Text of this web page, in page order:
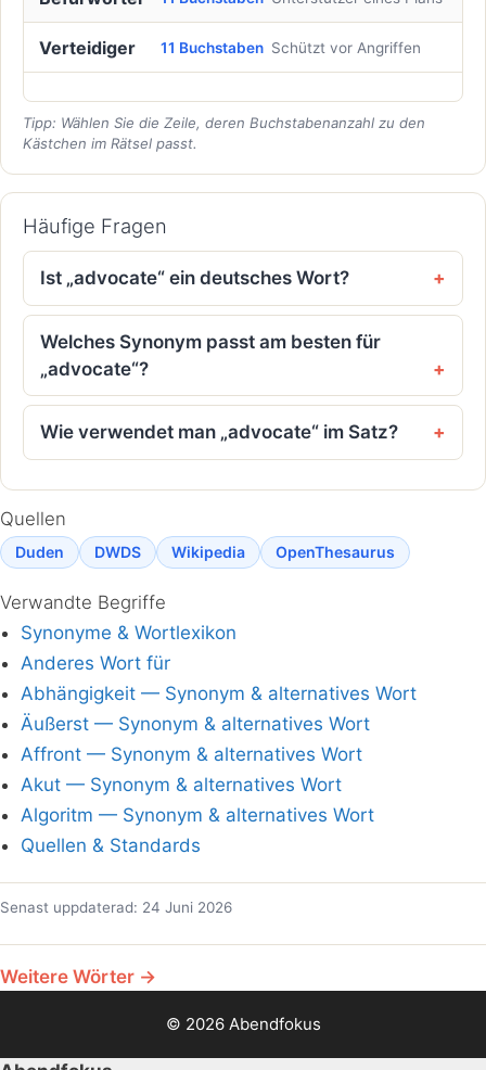
Verteidiger 11 Buchstaben Schützt vor Angriffen
Tipp: Wählen Sie die Zeile, deren Buchstabenanzahl zu den
Kästchen im Rätsel passt.
Häufige Fragen
Ist „advocate“ ein deutsches Wort?
Welches Synonym passt am besten für
„advocate“?
Wie verwendet man „advocate“ im Satz?
Quellen
Duden DWDS Wikipedia OpenThesaurus
Verwandte Begriffe
Synonyme & Wortlexikon
Anderes Wort für
Abhängigkeit — Synonym & alternatives Wort
Äußerst — Synonym & alternatives Wort
Affront — Synonym & alternatives Wort
Akut — Synonym & alternatives Wort
Algoritm — Synonym & alternatives Wort
Quellen & Standards
Senast uppdaterad: 24 Juni 2026
Weitere Wörter →
© 2026 Abendfokus